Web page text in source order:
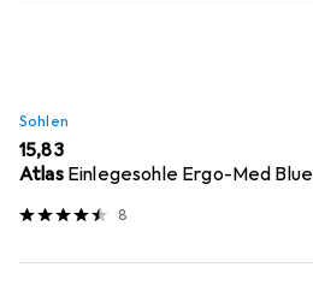
Sohlen
EUR
15,83
Atlas Einlegesohle Ergo-Med Blue
8